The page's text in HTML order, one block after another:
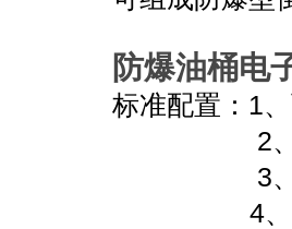
防爆油桶电
标准配置： 1
2
3
4